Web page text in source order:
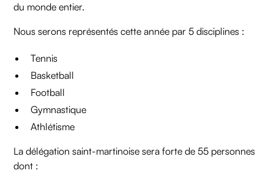
du monde entier.
Nous serons représentés cette année par 5 disciplines :
Tennis
Basketball
Football
Gymnastique
Athlétisme
La délégation saint-martinoise sera forte de 55 personnes
dont :